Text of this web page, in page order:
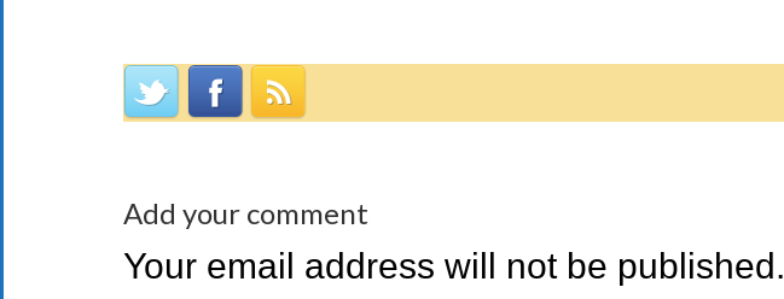
Add your comment
Your email address will not be published.